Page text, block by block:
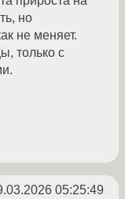
но
не меняет.
только с
05:25:49